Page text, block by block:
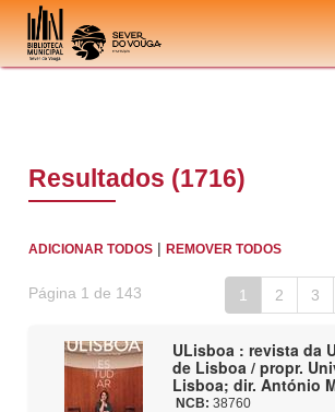
Ir para o conteúdo
Resultados (1716)
ADICIONAR TODOS |REMOVER TODOS
Página 1 de 143 1 2 3
ULisboa : revista da
de Lisboa / propr.
Lisboa; dir. António
NCB: 38760